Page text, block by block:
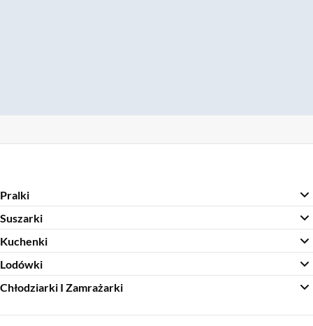
Pralki
Suszarki
Kuchenki
Lodówki
Chłodziarki I Zamrażarki